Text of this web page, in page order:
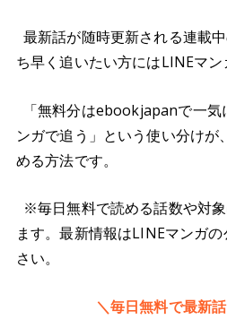
最新話が随時更新される連載
ち早く追いたい方にはLINEマン
「無料分はebookjapanで一
ンガで追う」という使い分けが
める方法です。
※毎日無料で読める話数や対
ます。最新情報はLINEマンガ
さい。
＼毎日無料で最新